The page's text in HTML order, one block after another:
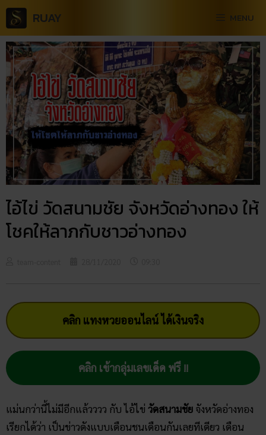
RUAY MENU
ไอ้ไข่ วัดสนามชัย จังหวัดอ่างทอง ให้
โชคให้ลาภกับชาวอ่างทอง
คลิก แทงหวยออนไลน์ ได้เงินจริง
คลิก เข้ากลุ่มเลขเด็ด ฟรี !!
แม่นกว่านี้ไม่มีอีกแล้วววว กับ ไอ้ไข่ วัดสนามชัย จังหวัดอ่างทอง
เรียกได้ว่า เป็นข่าวดังแบบเดือนชนเดือนกันเลยทีเดียว เดือน